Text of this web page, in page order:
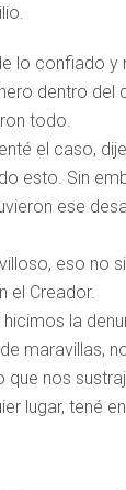
lo confiado y
dentro del
todo.
el caso,
esto. Sin
ese
eso no
el Creador.
la
maravillas,
nos
lugar, tené